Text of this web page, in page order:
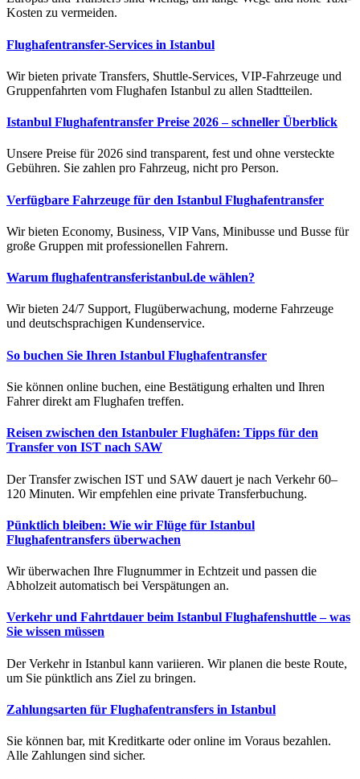
Kosten zu vermeiden.
Flughafentransfer-Services in Istanbul
Wir bieten private Transfers, Shuttle-Services, VIP-Fahrzeuge und
Gruppenfahrten vom Flughafen Istanbul zu allen Stadtteilen.
Istanbul Flughafentransfer Preise 2026 – schneller Überblick
Unsere Preise für 2026 sind transparent, fest und ohne versteckte
Gebühren. Sie zahlen pro Fahrzeug, nicht pro Person.
Verfügbare Fahrzeuge für den Istanbul Flughafentransfer
Wir bieten Economy, Business, VIP Vans, Minibusse und Busse für
große Gruppen mit professionellen Fahrern.
Warum flughafentransferistanbul.de wählen?
Wir bieten 24/7 Support, Flugüberwachung, moderne Fahrzeuge
und deutschsprachigen Kundenservice.
So buchen Sie Ihren Istanbul Flughafentransfer
Sie können online buchen, eine Bestätigung erhalten und Ihren
Fahrer direkt am Flughafen treffen.
Reisen zwischen den Istanbuler Flughäfen: Tipps für den
Transfer von IST nach SAW
Der Transfer zwischen IST und SAW dauert je nach Verkehr 60–
120 Minuten. Wir empfehlen eine private Transferbuchung.
Pünktlich bleiben: Wie wir Flüge für Istanbul
Flughafentransfers überwachen
Wir überwachen Ihre Flugnummer in Echtzeit und passen die
Abholzeit automatisch bei Verspätungen an.
Verkehr und Fahrtdauer beim Istanbul Flughafenshuttle – was
Sie wissen müssen
Der Verkehr in Istanbul kann variieren. Wir planen die beste Route,
um Sie pünktlich ans Ziel zu bringen.
Zahlungsarten für Flughafentransfers in Istanbul
Sie können bar, mit Kreditkarte oder online im Voraus bezahlen.
Alle Zahlungen sind sicher.